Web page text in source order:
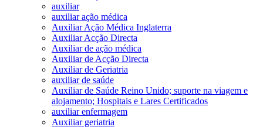
auxiliar
auxiliar ação médica
Auxiliar Ação Médica Inglaterra
Auxiliar Acção Directa
Auxiliar de ação médica
Auxiliar de Acção Directa
Auxiliar de Geriatria
auxiliar de saúde
Auxiliar de Saúde Reino Unido; suporte na viagem e
alojamento; Hospitais e Lares Certificados
auxiliar enfermagem
Auxiliar geriatria